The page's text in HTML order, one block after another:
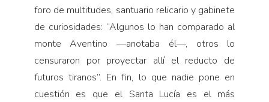
foro de multitudes, santuario relicario y gabinete
de curiosidades: “Algunos lo han comparado al
monte Aventino —anotaba él—, otros lo
censuraron por proyectar allí el reducto de
futuros tiranos”. En fin, lo que nadie pone en
cuestión es que el Santa Lucía es el más